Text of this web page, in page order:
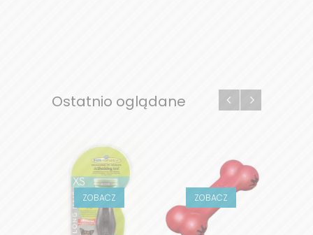
Ostatnio oglądane
ZOBACZ ZOBACZ